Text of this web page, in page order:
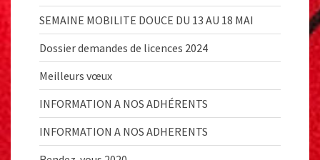
SEMAINE MOBILITE DOUCE DU 13 AU 18 MAI
Dossier demandes de licences 2024
Meilleurs vœux
INFORMATION A NOS ADHÉRENTS
INFORMATION A NOS ADHERENTS